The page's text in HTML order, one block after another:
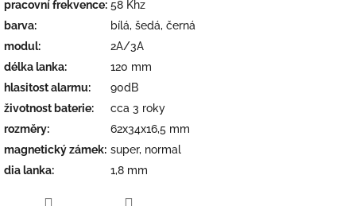
pracovní frekvence: 58 Khz
barva:
bílá, šedá, černá
modul:
2A/3A
délka lanka:
120 mm
hlasitost alarmu:
90dB
životnost baterie:
cca 3 roky
rozměry:
62x34x16,5 mm
magnetický zámek: super, normal
dia lanka: 1,8 mm